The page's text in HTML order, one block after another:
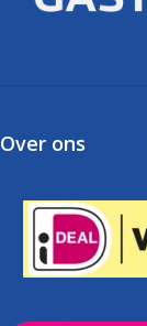
Over ons